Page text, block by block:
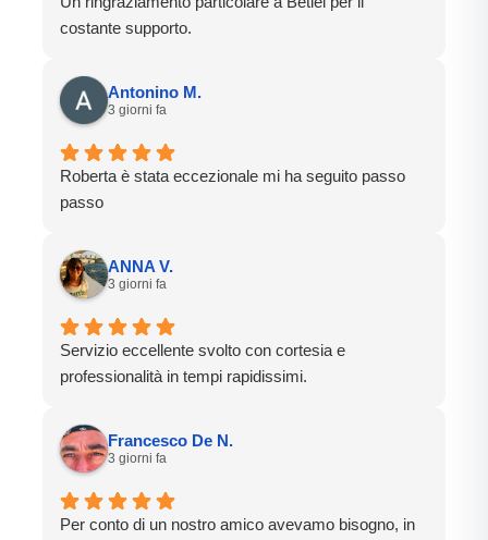
costante supporto.
Antonino M.
3 giorni fa
Roberta è stata eccezionale mi ha seguito passo
passo
ANNA V.
3 giorni fa
Servizio eccellente svolto con cortesia e
professionalità in tempi rapidissimi.
Francesco De N.
3 giorni fa
Per conto di un nostro amico avevamo bisogno, in